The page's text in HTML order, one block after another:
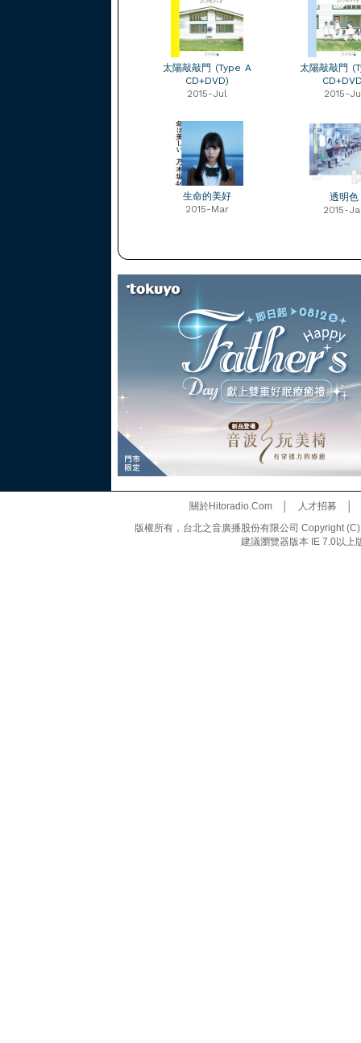
太陽敲敲門 (Type A
CD+DVD)
2015-Jul
太陽敲敲門
2015-
生命的美好
2015-Mar
透明色
2015-
關於Hitoradio.Com│ 人才招募
版權所有，台北之音廣播股份有限公司 Copyright
建議瀏覽器版本 IE 7.0以上